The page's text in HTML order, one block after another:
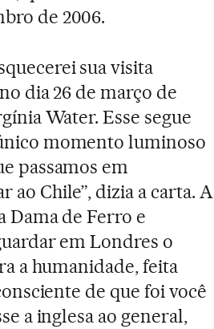
de 2006.
sua visita
dia 26 de março de
Water. Esse segue
momento luminoso
passamos em
Chile”, dizia a carta. A
Dama de Ferro e
em Londres o
a humanidade, feita
de que foi você
a inglesa ao general,